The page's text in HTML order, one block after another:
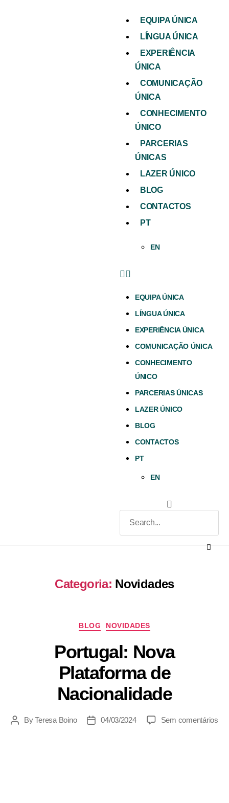
EQUIPA ÚNICA
LÍNGUA ÚNICA
EXPERIÊNCIA
ÚNICA
COMUNICAÇÃO
ÚNICA
CONHECIMENTO
ÚNICO
PARCERIAS
ÚNICAS
LAZER ÚNICO
BLOG
CONTACTOS
PT
EN
EQUIPA ÚNICA
LÍNGUA ÚNICA
EXPERIÊNCIA ÚNICA
COMUNICAÇÃO ÚNICA
CONHECIMENTO
ÚNICO
PARCERIAS ÚNICAS
LAZER ÚNICO
BLOG
CONTACTOS
PT
EN
Categoria: Novidades
BLOG NOVIDADES
Portugal: Nova
Plataforma de
Nacionalidade
ByTeresa Boino 04/03/2024 Sem comentários